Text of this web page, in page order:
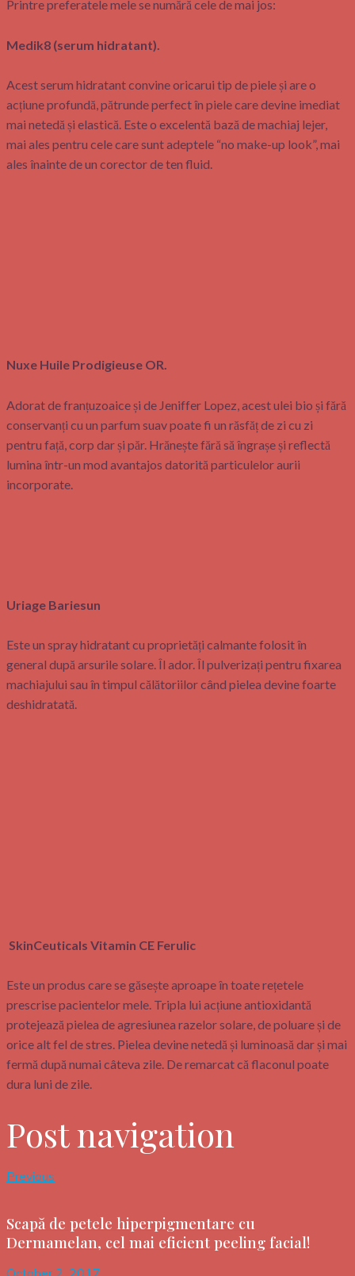
Printre preferatele mele se numără cele de mai jos:
Medik8 (serum hidratant).
Acest serum hidratant convine oricarui tip de piele și are o
acțiune profundă, pătrunde perfect în piele care devine imediat
mai netedă și elastică. Este o excelentă bază de machiaj lejer,
mai ales pentru cele care sunt adeptele “no make-up look”, mai
ales înainte de un corector de ten fluid.
Nuxe Huile Prodigieuse OR.
Adorat de franțuzoaice și de Jeniffer Lopez, acest ulei bio și fără
conservanți cu un parfum suav poate fi un răsfăț de zi cu zi
pentru față, corp dar și păr. Hrănește fără să îngrașe și reflectă
lumina într-un mod avantajos datorită particulelor aurii
incorporate.
Uriage Bariesun
Este un spray hidratant cu proprietăți calmante folosit în
general după arsurile solare. Îl ador. Îl pulverizați pentru fixarea
machiajului sau în timpul călătoriilor când pielea devine foarte
deshidratată.
SkinCeuticals Vitamin CE Ferulic
Este un produs care se găsește aproape în toate rețetele
prescrise pacientelor mele. Tripla lui acțiune antioxidantă
protejează pielea de agresiunea razelor solare, de poluare și de
orice alt fel de stres. Pielea devine netedă și luminoasă dar și mai
fermă după numai câteva zile. De remarcat că flaconul poate
dura luni de zile.
Post navigation
Previous
Scapă de petele hiperpigmentare cu
Dermamelan, cel mai eficient peeling facial!